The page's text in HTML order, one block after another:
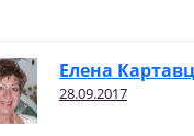
Елена
28.09.2017